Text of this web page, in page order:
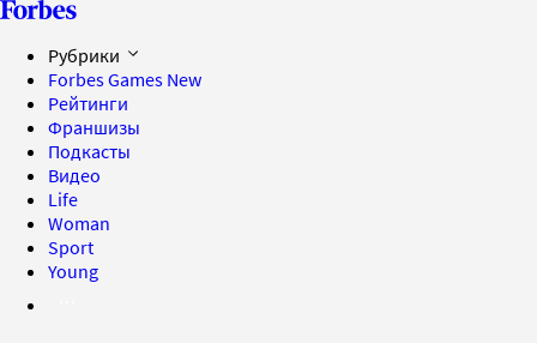
Рубрики
Forbes Games New
Рейтинги
Франшизы
Подкасты
Видео
Life
Woman
Sport
Young